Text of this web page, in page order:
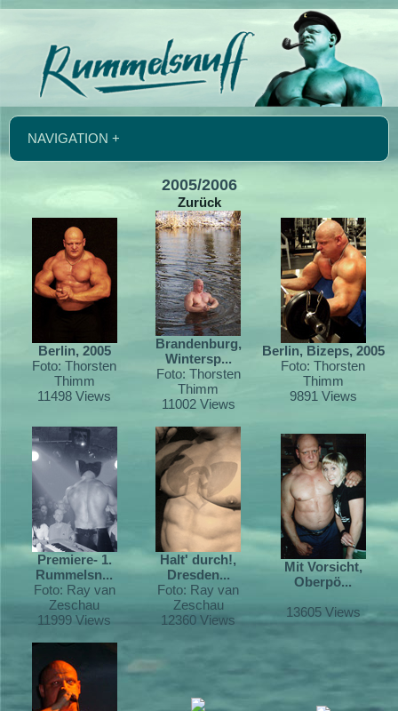
NAVIGATION +
2005/2006
Zurück
Berlin, 2005
Foto: Thorsten
Thimm
11498 Views
Brandenburg,
Wintersp...
Foto: Thorsten
Thimm
11002 Views
Berlin, Bizeps, 2005
Foto: Thorsten
Thimm
9891 Views
Premiere- 1.
Rummelsn...
Foto: Ray van
Zeschau
11999 Views
Halt' durch!,
Dresden...
Foto: Ray van
Zeschau
12360 Views
Mit Vorsicht,
Oberpö...
13605 Views